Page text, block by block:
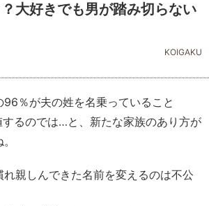
大好きでも男が踏み切らない
KOIGAKU
％が夫の姓を名乗っていること
するのでは…と、新たな家族のあり方が
れ親しんできた名前を変えるのは不公